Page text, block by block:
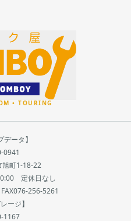
データ】
0941
旭町1-18-22
定休日なし
256-5261
ージ】
1167